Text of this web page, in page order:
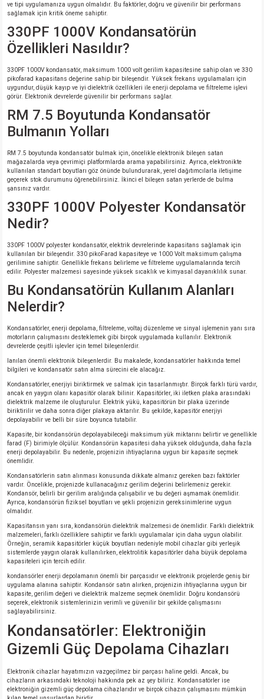
ve tipi uygulamanıza uygun olmalıdır. Bu faktörler, doğru ve güvenilir bir performans
sağlamak için kritik öneme sahiptir.
330PF 1000V Kondansatörün
Özellikleri Nasıldır?
330PF 1000V kondansatör, maksimum 1000 volt gerilim kapasitesine sahip olan ve 330
pikofarad kapasitans değerine sahip bir bileşendir. Yüksek frekans uygulamaları için
uygundur, düşük kayıp ve iyi dielektrik özellikleri ile enerji depolama ve filtreleme işlevi
görür. Elektronik devrelerde güvenilir bir performans sağlar.
RM 7.5 Boyutunda Kondansatör
Bulmanın Yolları
RM 7.5 boyutunda kondansatör bulmak için, öncelikle elektronik bileşen satan
mağazalarda veya çevrimiçi platformlarda arama yapabilirsiniz. Ayrıca, elektronikte
kullanılan standart boyutları göz önünde bulundurarak, yerel dağıtımcılarla iletişime
geçerek stok durumunu öğrenebilirsiniz. İkinci el bileşen satan yerlerde de bulma
şansınız vardır.
330PF 1000V Polyester Kondansatör
Nedir?
330PF 1000V polyester kondansatör, elektrik devrelerinde kapasitans sağlamak için
kullanılan bir bileşendir. 330 pikoFarad kapasiteye ve 1000 Volt maksimum çalışma
gerilimine sahiptir. Genellikle frekans belirleme ve filtreleme uygulamalarında tercih
edilir. Polyester malzemesi sayesinde yüksek sıcaklık ve kimyasal dayanıklılık sunar.
Bu Kondansatörün Kullanım Alanları
Nelerdir?
Kondansatörler, enerji depolama, filtreleme, voltaj düzenleme ve sinyal işlemenin yanı sıra
motorların çalışmasını desteklemek gibi birçok uygulamada kullanılır. Elektronik
devrelerde çeşitli işlevler için temel bileşenlerdir.
lanılan önemli elektronik bileşenlerdir. Bu makalede, kondansatörler hakkında temel
bilgileri ve kondansatör satın alma sürecini ele alacağız.
Kondansatörler, enerjiyi biriktirmek ve salmak için tasarlanmıştır. Birçok farklı türü vardır,
ancak en yaygın olanı kapasitör olarak bilinir. Kapasitörler, iki iletken plaka arasındaki
dielektrik malzeme ile oluşturulur. Elektrik yükü, kapasitörün bir plaka üzerinde
biriktirilir ve daha sonra diğer plakaya aktarılır. Bu şekilde, kapasitör enerjiyi
depolayabilir ve belli bir süre boyunca tutabilir.
Kapasite, bir kondansörün depolayabileceği maksimum yük miktarını belirtir ve genellikle
farad (F) birimiyle ölçülür. Kondansörün kapasitesi daha yüksek olduğunda, daha fazla
enerji depolayabilir. Bu nedenle, projenizin ihtiyaçlarına uygun bir kapasite seçmek
önemlidir.
Kondansatörlerin satın alınması konusunda dikkate almanız gereken bazı faktörler
vardır. Öncelikle, projenizde kullanacağınız gerilim değerini belirlemeniz gerekir.
Kondansör, belirli bir gerilim aralığında çalışabilir ve bu değeri aşmamak önemlidir.
Ayrıca, kondansörün fiziksel boyutları ve şekli projenizin gereksinimlerine uygun
olmalıdır.
Kapasitansın yanı sıra, kondansörün dielektrik malzemesi de önemlidir. Farklı dielektrik
malzemeleri, farklı özelliklere sahiptir ve farklı uygulamalar için daha uygun olabilir.
Örneğin, seramik kapasitörler küçük boyutları nedeniyle mobil cihazlar gibi yerleşik
sistemlerde yaygın olarak kullanılırken, elektrolitik kapasitörler daha büyük depolama
kapasiteleri için tercih edilir.
kondansörler enerji depolamanın önemli bir parçasıdır ve elektronik projelerde geniş bir
uygulama alanına sahiptir. Kondansör satın alırken, projenizin ihtiyaçlarına uygun bir
kapasite, gerilim değeri ve dielektrik malzeme seçmek önemlidir. Doğru kondansörü
seçerek, elektronik sistemlerinizin verimli ve güvenilir bir şekilde çalışmasını
sağlayabilirsiniz.
Kondansatörler: Elektroniğin
Gizemli Güç Depolama Cihazları
Elektronik cihazlar hayatımızın vazgeçilmez bir parçası haline geldi. Ancak, bu
cihazların arkasındaki teknoloji hakkında pek az şey biliriz. Kondansatörler ise
elektroniğin gizemli güç depolama cihazlarıdır ve birçok cihazın çalışmasını mümkün